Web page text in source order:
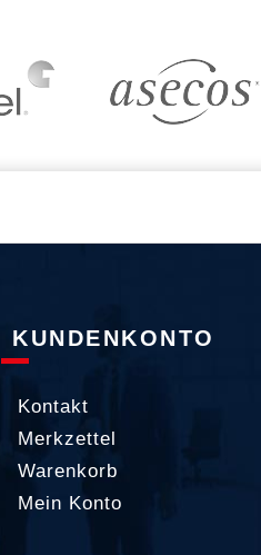
KUNDENKONTO
Kontakt
Merkzettel
Warenkorb
Mein Konto